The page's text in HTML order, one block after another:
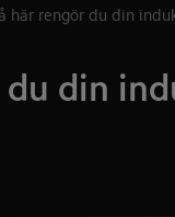
här rengör du din
du din